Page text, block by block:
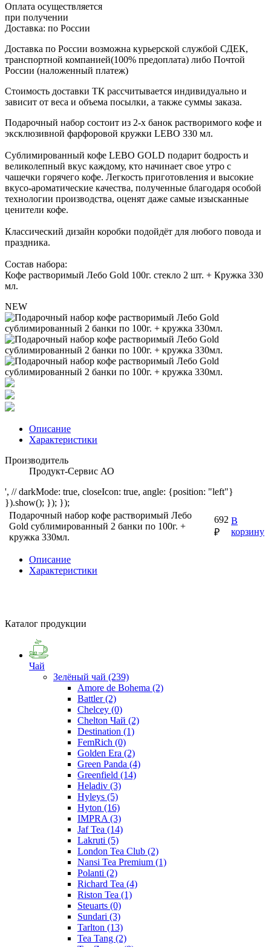
Оплата осуществляется
при получении
Доставка: по России
Доставка по России возможна курьерской службой СДЕК,
транспортной компанией(100% предоплата) либо Почтой
России (наложенный платеж)
Стоимость доставки ТК рассчитывается индивидуально и
зависит от веса и объема посылки, а также суммы заказа.
Подарочный набор состоит из 2-х банок растворимого кофе и
эксклюзивной фарфоровой кружки LEBO 330 мл.
Сублимированный кофе LEBO GOLD подарит бодрость и
великолепный вкус каждому, кто начинает свое утро с
чашечки горячего кофе. Легкость приготовления и высокие
вкусо-ароматические качества, полученные благодаря особой
технологии производства, оценят даже самые изысканные
ценители кофе.
Классический дизайн коробки подойдёт для любого повода и
праздника.
Состав набора:
Кофе растворимый Лебо Gold 100г. стекло 2 шт. + Кружка 330
мл.
NEW
Описание
Характеристики
Производитель
Продукт-Сервис АО
', // darkMode: true, closeIcon: true, angle: {position: "left"}
}).show(); }); });
Подарочный набор кофе растворимый Лебо
Gold сублимированный 2 банки по 100г. +
кружка 330мл.
692
₽
В
корзину
Описание
Характеристики
Каталог продукции
Чай
Зелёный чай (239)
Amore de Bohema (2)
Battler(2)
Chelcey (0)
Chelton Чай (2)
Destination (1)
FemRich (0)
Golden Era (2)
Green Panda (4)
Greenfield (14)
Heladiv (3)
Hyleys (5)
Hyton (16)
IMPRA (3)
Jaf Tea (14)
Lakruti (5)
London Tea Club (2)
Nansi Tea Premium (1)
Polanti (2)
Richard Tea (4)
Riston Tea (1)
Steuarts (0)
Sundari (3)
Tarlton (13)
Tea Tang (2)